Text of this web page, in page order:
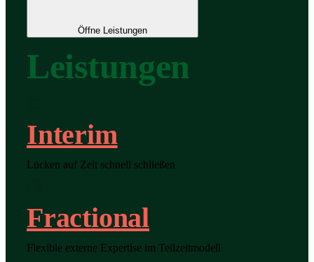
Öffne Leistungen
Leistungen
Interim
Lücken auf Zeit schnell schließen
Fractional
Flexible externe Expertise im Teilzeitmodell